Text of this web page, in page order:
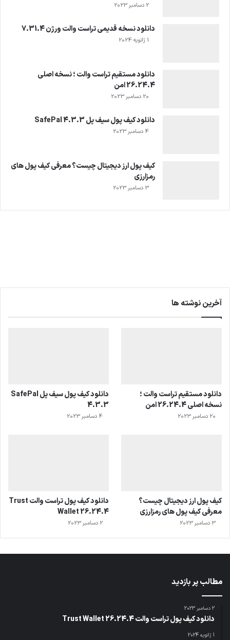
2 دسامبر 2023
دانلود نسخه قدیمی تراست والت ورژن 7.31.4
1 ژانویه 2024
دانلود مستقیم تراست والت ؛ نسخه اصلی
26.24.4 امن
20 دسامبر 2023
دانلود کیف پول سیف پل SafePal 4.3.3
4 دسامبر 2023
کیف پول ارز دیجیتال چیست؟ معرفی کیف پول های
رمزارزی
3 دسامبر 2023
آخرین نوشته ها
دانلود مستقیم تراست والت ؛
نسخه اصلی 26.24.4 امن
20 دسامبر 2023
دانلود کیف پول سیف پل SafePal
4.3.3
4 دسامبر 2023
کیف پول ارز دیجیتال چیست؟
معرفی کیف پول های رمزارزی
3 دسامبر 2023
دانلود کیف پول تراست والت Trust
Wallet 26.24.4
2 دسامبر 2023
مطالب پر بازدید
2 دسامبر 2023
دانلود کیف پول تراست والت Trust Wallet 26.24.4
1 ژانویه 2024